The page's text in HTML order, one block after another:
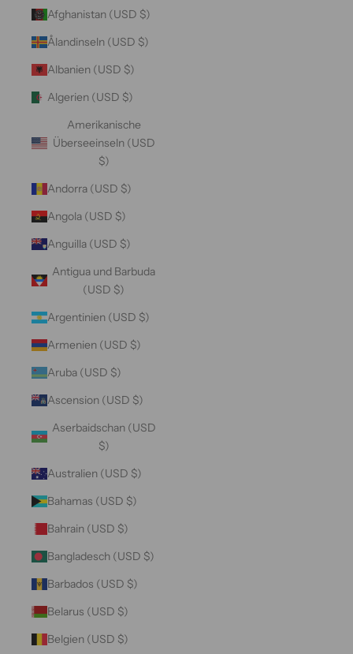
Afghanistan (USD $)
Ålandinseln (USD $)
Albanien (USD $)
Algerien (USD $)
Amerikanische
Überseeinseln (USD
$)
Andorra (USD $)
Angola (USD $)
Anguilla (USD $)
Antigua und Barbuda
(USD $)
Argentinien (USD $)
Armenien (USD $)
Aruba (USD $)
Ascension (USD $)
Aserbaidschan (USD
$)
Australien (USD $)
Bahamas (USD $)
Bahrain (USD $)
Bangladesch (USD $)
Barbados (USD $)
Belarus (USD $)
Belgien (USD $)